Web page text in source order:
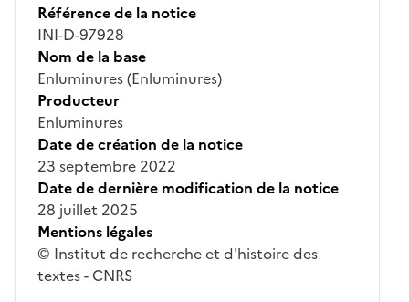
Référence de la notice
INI-D-97928
Nom de la base
Enluminures (Enluminures)
Producteur
Enluminures
Date de création de la notice
23 septembre 2022
Date de dernière modification de la notice
28 juillet 2025
Mentions légales
© Institut de recherche et d'histoire des
textes - CNRS